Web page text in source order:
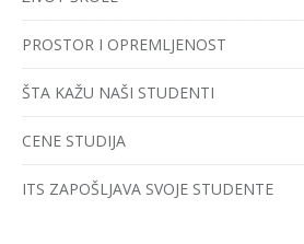
PROSTOR I OPREMLJENOST
ŠTA KAŽU NAŠI STUDENTI
CENE STUDIJA
ITS ZAPOŠLJAVA SVOJE STUDENTE